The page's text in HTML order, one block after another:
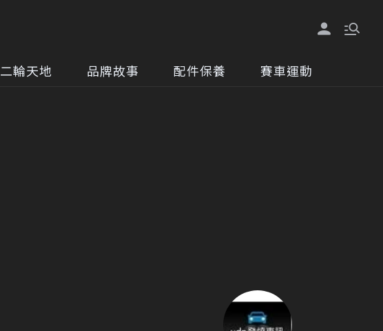
二輪天地 品牌故事 配件保養 賽車運動